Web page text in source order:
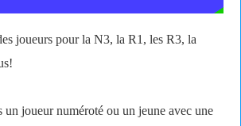
joueurs pour la N3, la R1, les R3, la
un joueur numéroté ou un jeune avec une